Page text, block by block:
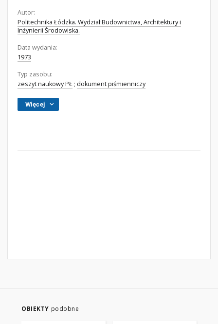
Autor:
Politechnika Łódzka. Wydział Budownictwa, Architektury i
Inżynierii Środowiska.
Data wydania:
1973
Typ zasobu:
zeszyt naukowy PŁ ; dokument piśmienniczy
Więcej
OBIEKTY podobne